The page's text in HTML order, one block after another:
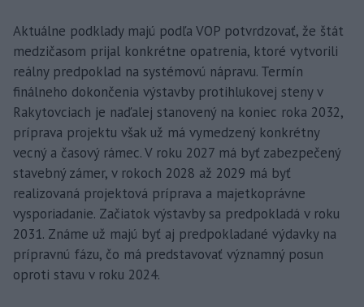
Aktuálne podklady majú podľa VOP potvrdzovať, že štát
medzičasom prijal konkrétne opatrenia, ktoré vytvorili
reálny predpoklad na systémovú nápravu. Termín
finálneho dokončenia výstavby protihlukovej steny v
Rakytovciach je naďalej stanovený na koniec roka 2032,
príprava projektu však už má vymedzený konkrétny
vecný a časový rámec. V roku 2027 má byť zabezpečený
stavebný zámer, v rokoch 2028 až 2029 má byť
realizovaná projektová príprava a majetkoprávne
vysporiadanie. Začiatok výstavby sa predpokladá v roku
2031. Známe už majú byť aj predpokladané výdavky na
prípravnú fázu, čo má predstavovať významný posun
oproti stavu v roku 2024.